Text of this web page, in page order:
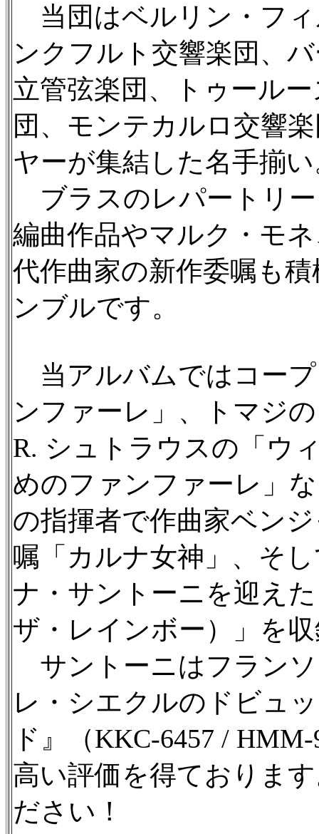
当団はベルリン・フ
ンクフルト交響楽団、
立管弦楽団、トゥール
団、モンテカルロ交響
ヤーが集結した名手揃
ブラスのレパートリ
編曲作品やマルク・モ
代作曲家の新作委嘱も
ンブルです。
当アルバムではコー
ンファーレ」、トマジ
R. シュトラウスの「ウ
めのファンファーレ」
の指揮者で作曲家ベン
嘱「カルナ女神」、そ
ナ・サントーニを迎え
ザ・レインボー）」を
サントーニはフラン
レ・シエクルのドビュ
ド』（KKC-6457 /
高い評価を得ておりま
ださい！